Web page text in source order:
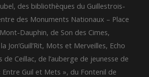
des bibliothèques du Guillestrois-
des Monuments Nationaux – Place
Dauphin, de Son des Cimes,
Jon’Guill’Rit, Mots et Merveilles, Echo
de Ceillac, de l’auberge de jeunesse de
Entre Guil et Mets », du Fontenil de